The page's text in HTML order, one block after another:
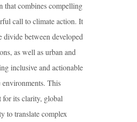
that combines compelling
call to climate action. It
between developed
as well as urban and
inclusive and actionable
This
for its clarity, global
to translate complex